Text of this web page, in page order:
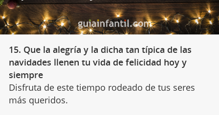
15. Que la alegría y la dicha tan típica de las
navidades llenen tu vida de felicidad hoy y
siempre
Disfruta de este tiempo rodeado de tus seres
más queridos.